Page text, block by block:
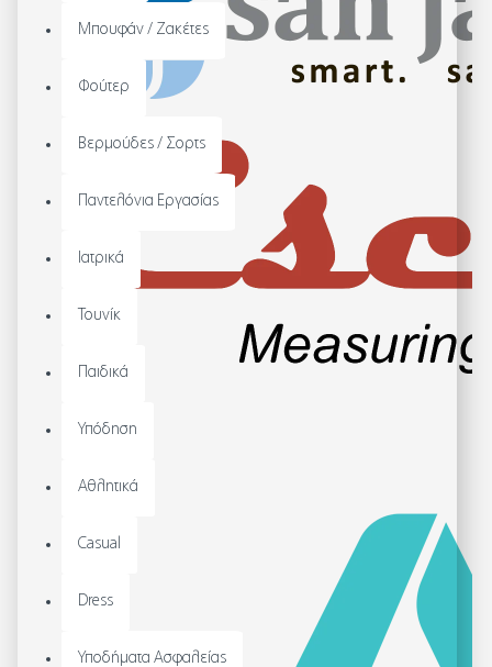
Μπουφάν / Ζακέτες
Φούτερ
Βερμούδες / Σορτς
Παντελόνια Εργασίας
Ιατρικά
Τουνίκ
Παιδικά
Υπόδηση
Αθλητικά
Casual
Dress
Υποδήματα Ασφαλείας